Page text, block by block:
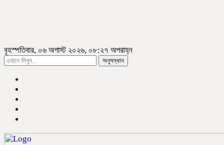
বৃহস্পতিবার, ০৬ অগাস্ট ২০২৬, ০৮:২৭ অপরাহ্ন
অনুসন্ধান